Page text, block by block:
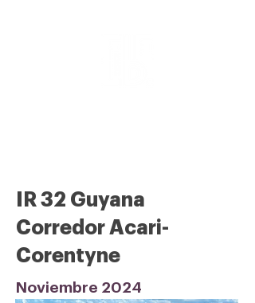
IR 32 Guyana
Corredor Acari-
Corentyne
Noviembre 2024